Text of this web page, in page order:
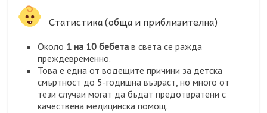
Статистика (обща и приблизителна)
Около 1 на 10 бебета в света се ражда
преждевременно.
Това е една от водещите причини за детска
смъртност до 5-годишна възраст, но много от
тези случаи могат да бъдат предотвратени с
качествена медицинска помощ.